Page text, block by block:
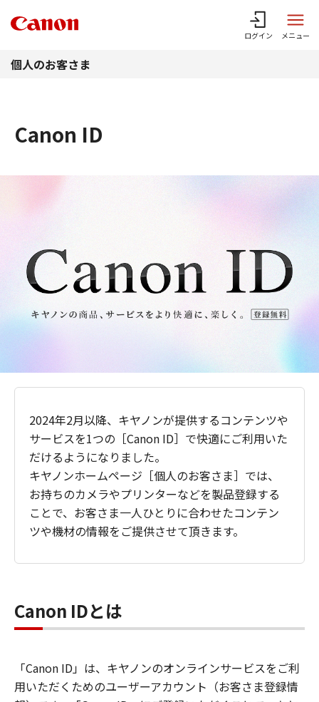
ログイン メニュー
個人のお客さま
Canon ID
2024年2月以降、キヤノンが提供するコンテンツや
サービスを1つの［Canon ID］で快適にご利用いた
だけるようになりました。
キヤノンホームページ［個人のお客さま］では、
お持ちのカメラやプリンターなどを製品登録する
ことで、お客さま一人ひとりに合わせたコンテン
ツや機材の情報をご提供させて頂きます。
Canon IDとは
「Canon ID」は、キヤノンのオンラインサービスをご利
用いただくためのユーザーアカウント（お客さま登録情